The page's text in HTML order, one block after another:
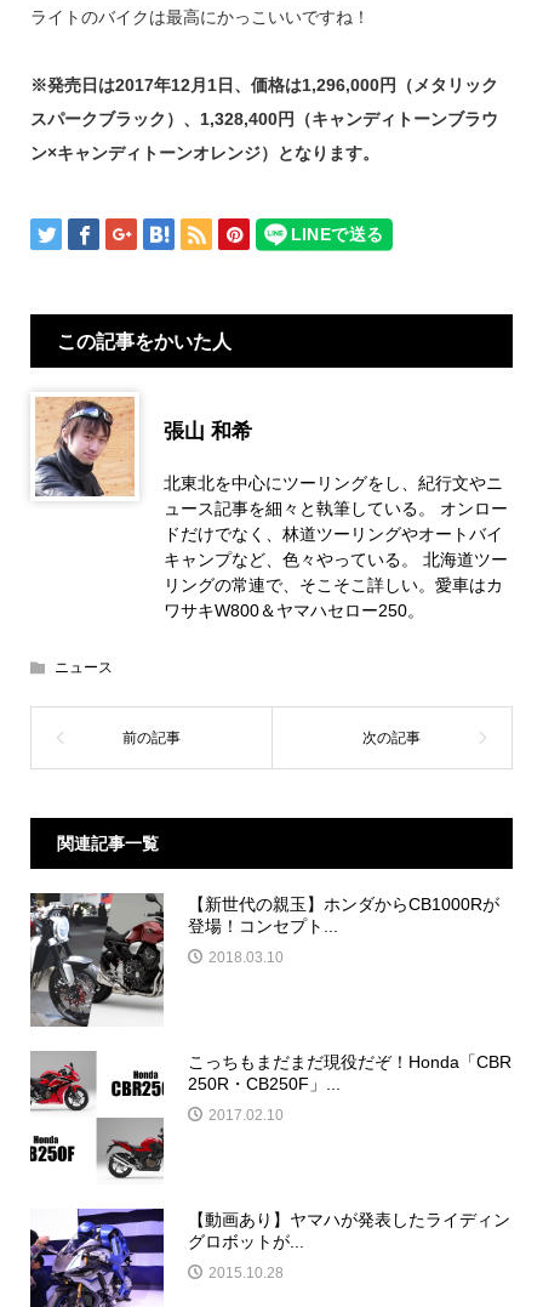
ライトのバイクは最高にかっこいいですね！
※発売日は2017年12月1日、価格は1,296,000円（メタリック
スパークブラック）、1,328,400円（キャンディトーンブラウ
ン×キャンディトーンオレンジ）となります。
この記事をかいた人
張山 和希
北東北を中心にツーリングをし、紀行文やニ
ュース記事を細々と執筆している。 オンロー
ドだけでなく、林道ツーリングやオートバイ
キャンプなど、色々やっている。 北海道ツー
リングの常連で、そこそこ詳しい。愛車はカ
ワサキW800＆ヤマハセロー250。
ニュース
関連記事一覧
【新世代の親玉】ホンダからCB1000Rが
登場！コンセプト...
2018.03.10
こっちもまだまだ現役だぞ！Honda「CBR
250R・CB250F」...
2017.02.10
【動画あり】ヤマハが発表したライディン
グロボットが...
2015.10.28